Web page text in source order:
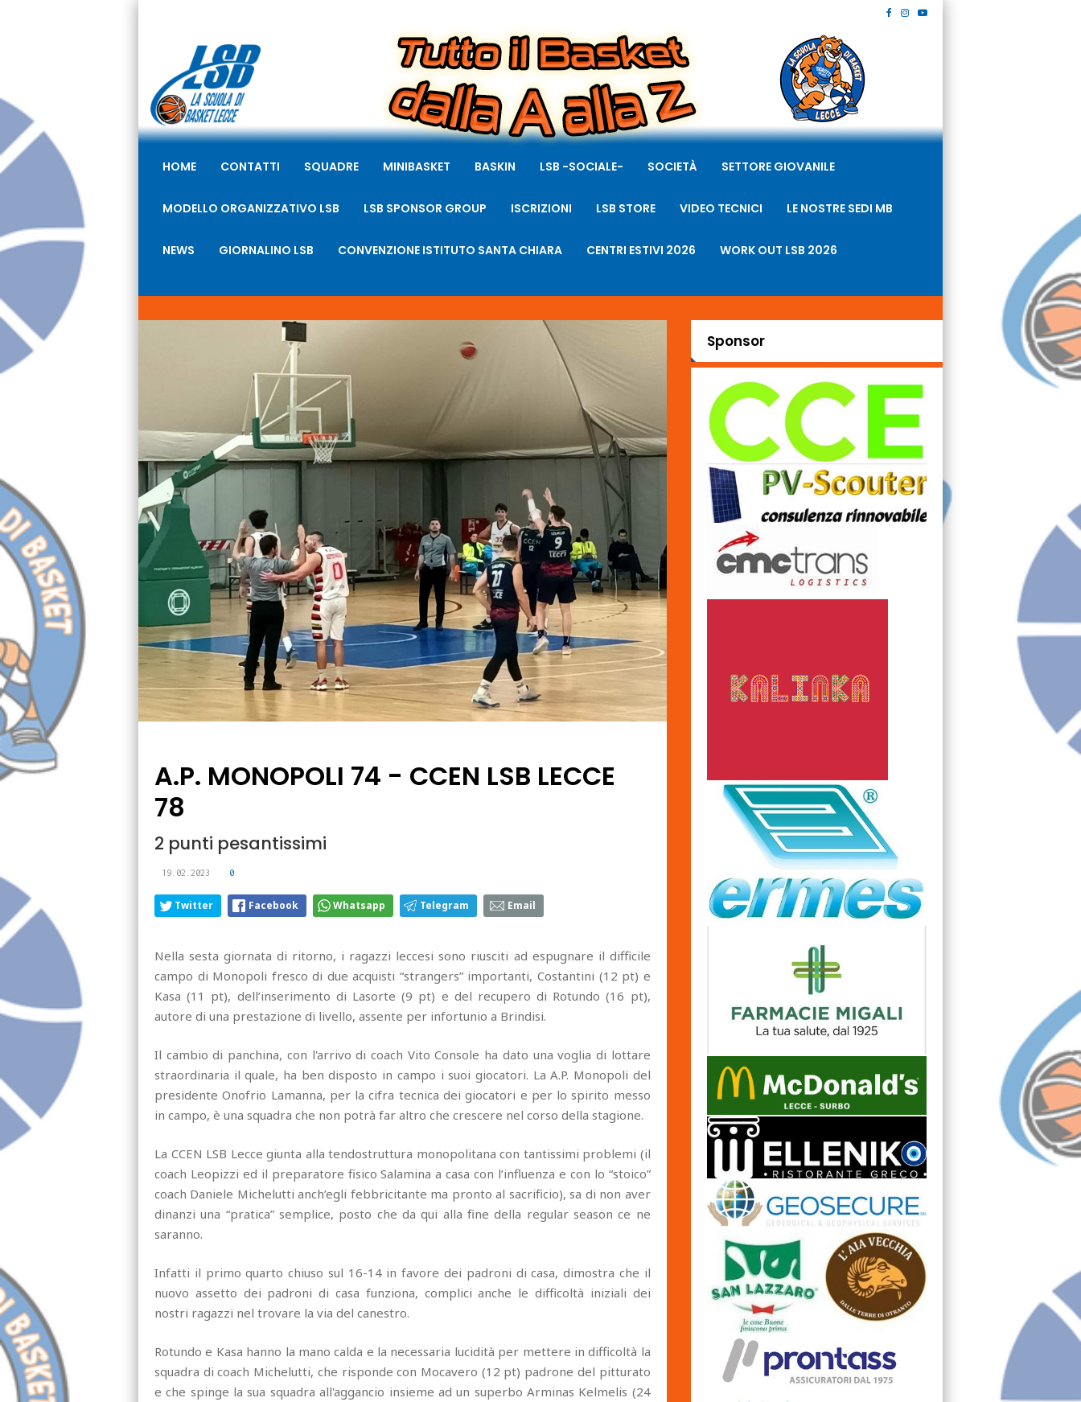
HOME CONTATTI SQUADRE MINIBASKET BASKIN LSB -SOCIALE- SOCIETÀ SETTORE GIOVANILE
MODELLO ORGANIZZATIVO LSB LSB SPONSOR GROUP ISCRIZIONI LSB STORE VIDEO TECNICI LE NOSTRE SEDI MB
NEWS GIORNALINO LSB CONVENZIONE ISTITUTO SANTA CHIARA CENTRI ESTIVI 2026 WORK OUT LSB 2026
A.P. MONOPOLI 74 - CCEN LSB LECCE
78
2 punti pesantissimi
19.02.2023 0
Twitter Facebook Whatsapp Telegram Email
Nella sesta giornata di ritorno, i ragazzi leccesi sono riusciti ad espugnare il difficile
campo di Monopoli fresco di due acquisti “strangers” importanti, Costantini (12 pt) e
Kasa (11 pt), dell’inserimento di Lasorte (9 pt) e del recupero di Rotundo (16 pt),
autore di una prestazione di livello, assente per infortunio a Brindisi.
Il cambio di panchina, con l'arrivo di coach Vito Console ha dato una voglia di lottare
straordinaria il quale, ha ben disposto in campo i suoi giocatori. La A.P. Monopoli del
presidente Onofrio Lamanna, per la cifra tecnica dei giocatori e per lo spirito messo
in campo, è una squadra che non potrà far altro che crescere nel corso della stagione.
La CCEN LSB Lecce giunta alla tendostruttura monopolitana con tantissimi problemi (il
coach Leopizzi ed il preparatore fisico Salamina a casa con l’influenza e con lo “stoico”
coach Daniele Michelutti anch’egli febbricitante ma pronto al sacrificio), sa di non aver
dinanzi una “pratica” semplice, posto che da qui alla fine della regular season ce ne
saranno.
Infatti il primo quarto chiuso sul 16-14 in favore dei padroni di casa, dimostra che il
nuovo assetto dei padroni di casa funziona, complici anche le difficoltà iniziali dei
nostri ragazzi nel trovare la via del canestro.
Rotundo e Kasa hanno la mano calda e la necessaria lucidità per mettere in difficoltà la
squadra di coach Michelutti, che risponde con Mocavero (12 pt) padrone del pitturato
e che spinge la sua squadra all'aggancio insieme ad un superbo Arminas Kelmelis (24
Sponsor